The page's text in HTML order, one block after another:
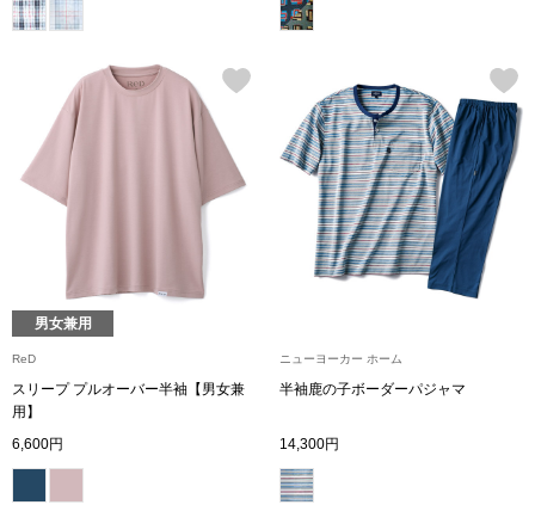
ビー すべて見る
ーブルウェア
ウオッチ／ア
ウオッチ
ネックレス
男女兼用
ReD
スリープ プルオーバー半袖【男女兼
用】
6,600円
ニューヨーカー ホーム
半袖鹿の子ボーダーパジャマ
14,300円